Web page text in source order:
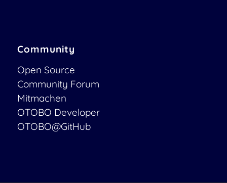
Community
Open Source
Community Forum
Mitmachen
OTOBO Developer
OTOBO@GitHub